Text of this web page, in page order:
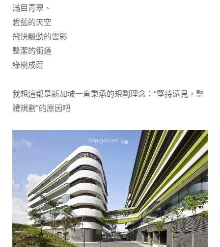
滿目青翠、
碧藍的天空
飛快飄動的雲彩
整潔的街道
綠樹成蔭
我想這都是新加坡一直秉承的規劃理念：“堅持遠見，整
體規劃”的原因吧